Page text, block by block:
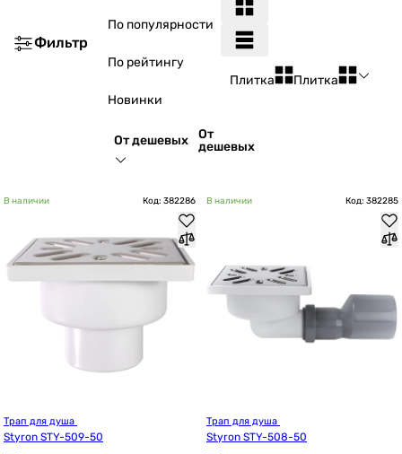
Фильтр
По популярности
По рейтингу
Новинки
От дешевых
От
дешевых
Плитка Плитка
В наличии Код: 382286
Styron STY-509-50
В наличии Код: 382285
Styron STY-508-50